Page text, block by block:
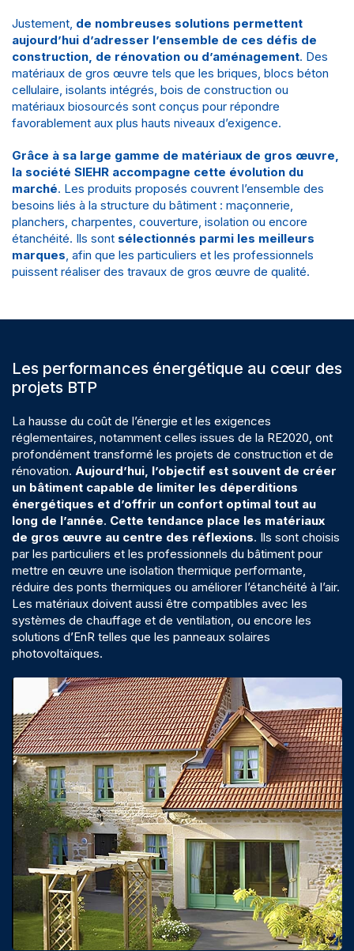
Justement, de nombreuses solutions permettent
aujourd’hui d’adresser l’ensemble de ces défis de
construction, de rénovation ou d’aménagement. Des
matériaux de gros œuvre tels que les briques, blocs béton
cellulaire, isolants intégrés, bois de construction ou
matériaux biosourcés sont conçus pour répondre
favorablement aux plus hauts niveaux d’exigence.
Grâce à sa large gamme de matériaux de gros œuvre,
la société SIEHR accompagne cette évolution du
marché. Les produits proposés couvrent l’ensemble des
besoins liés à la structure du bâtiment : maçonnerie,
planchers, charpentes, couverture, isolation ou encore
étanchéité. Ils sont sélectionnés parmi les meilleurs
marques, afin que les particuliers et les professionnels
puissent réaliser des travaux de gros œuvre de qualité.
Les performances énergétique au cœur des
projets BTP
La hausse du coût de l’énergie et les exigences
réglementaires, notamment celles issues de la RE2020, ont
profondément transformé les projets de construction et de
rénovation. Aujourd’hui, l’objectif est souvent de créer
un bâtiment capable de limiter les déperditions
énergétiques et d’offrir un confort optimal tout au
long de l’année. Cette tendance place les matériaux
de gros œuvre au centre des réflexions. Ils sont choisis
par les particuliers et les professionnels du bâtiment pour
mettre en œuvre une isolation thermique performante,
réduire des ponts thermiques ou améliorer l’étanchéité à l’air.
Les matériaux doivent aussi être compatibles avec les
systèmes de chauffage et de ventilation, ou encore les
solutions d’EnR telles que les panneaux solaires
photovoltaïques.